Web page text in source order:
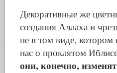
Декоративные же
создания Аллаха и
не в том виде,
нас о проклятом
они, конечно,